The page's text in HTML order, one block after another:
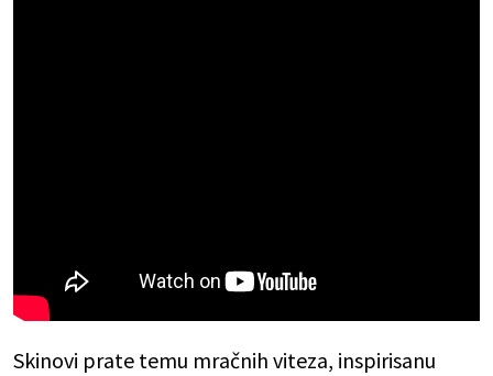
Skinovi prate temu mračnih viteza, inspirisanu